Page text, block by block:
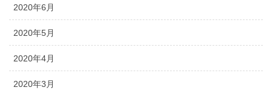
2020年6月
2020年5月
2020年4月
2020年3月